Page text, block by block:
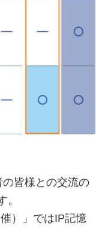
の皆様との交流の
。
）」ではIP記憶